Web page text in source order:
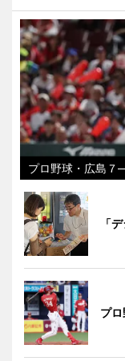
プロ野球・広島７
「
プ